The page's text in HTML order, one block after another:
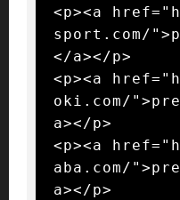
<p><a
sport.com/
</a></p>
<p><a
oki.com/
a></p>
<p><a
aba.com/
a></p>